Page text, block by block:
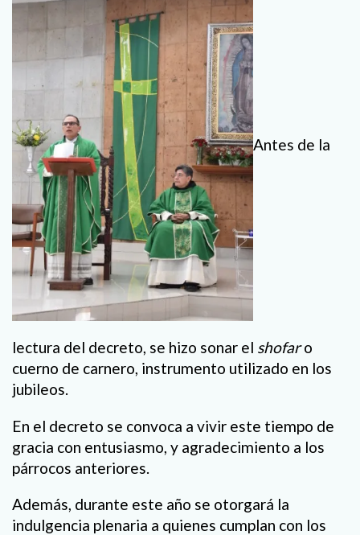
Antes de la
lectura del decreto, se hizo sonar el shofaro
cuerno de carnero, instrumento utilizado en los
jubileos.
En el decreto se convoca a vivir este tiempo de
gracia con entusiasmo, y agradecimiento a los
párrocos anteriores.
Además, durante este año se otorgará la
indulgencia plenaria a quienes cumplan con los